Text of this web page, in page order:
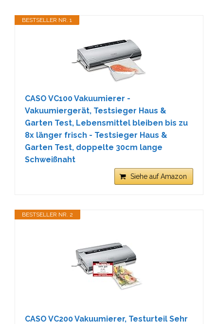
BESTSELLER NR. 1
CASO VC100 Vakuumierer -
Vakuumiergerät, Testsieger Haus &
Garten Test, Lebensmittel bleiben bis zu
8x länger frisch - Testsieger Haus &
Garten Test, doppelte 30cm lange
Schweißnaht
Siehe auf Amazon
BESTSELLER NR. 2
CASO VC200 Vakuumierer, Testurteil Sehr